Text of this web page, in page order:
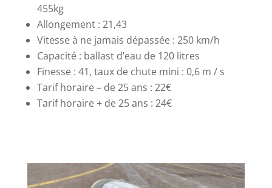
455kg
Allongement : 21,43
Vitesse à ne jamais dépassée : 250 km/h
Capacité : ballast d’eau de 120 litres
Finesse : 41, taux de chute mini : 0,6 m / s
Tarif horaire – de 25 ans : 22€
Tarif horaire + de 25 ans : 24€